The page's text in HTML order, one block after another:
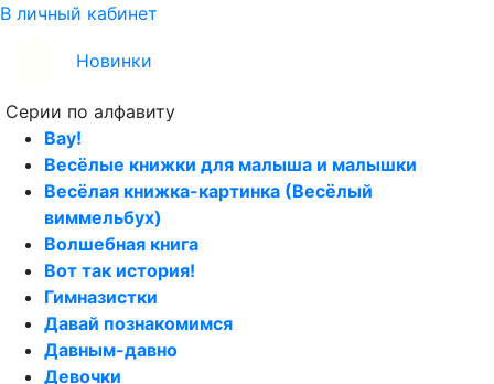
В личный кабинет
Новинки
Серии по алфавиту
Вау!
Весёлые книжки для малыша и малышки
Весёлая книжка-картинка (Весёлый
виммельбух)
Волшебная книга
Вот так история!
Гимназистки
Давай познакомимся
Давным-давно
Девочки